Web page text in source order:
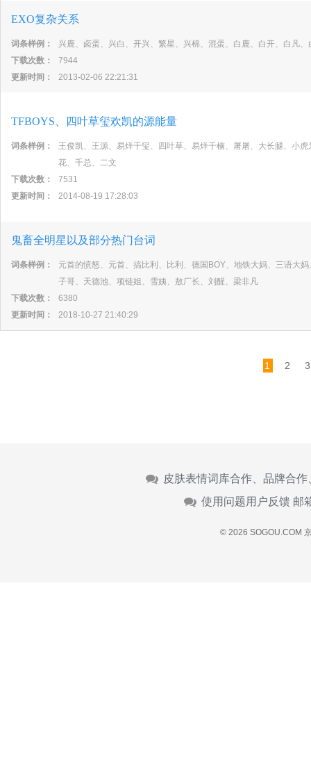
EXO复杂关系
词条样例：
兴鹿、卤蛋、兴白、开兴、繁星、兴棉、混蛋、白鹿、白开、白凡
下载次数：
7944
更新时间：
2013-02-06 22:21:31
TFBOYS、四叶草玺欢凯的源能量
词条样例：
王俊凯、王源、易烊千玺、四叶草、易烊千楠、屠屠、大长腿、小
花、千总、二文
下载次数：
7531
更新时间：
2014-08-19 17:28:03
鬼畜全明星以及部分热门台词
词条样例：
元首的愤怒、元首、搞比利、比利、德国BOY、地铁大妈、三语大
子哥、天德池、项链姐、雪姨、敖厂长、刘醒、梁非凡
下载次数：
6380
更新时间：
2018-10-27 21:40:29
1 2 3
皮肤表情词库合作、品牌合
使用问题用户反馈 邮
© 2026 SOGOU.COM